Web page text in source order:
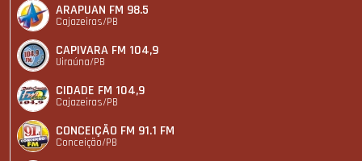
ARAPUAN FM 98.5
Cajazeiras/PB
CAPIVARA FM 104,9
Uiraúna/PB
CIDADE FM 104,9
Cajazeiras/PB
CONCEIÇÃO FM 91.1 FM
Conceição/PB